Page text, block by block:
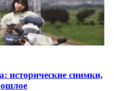
исторические снимки,